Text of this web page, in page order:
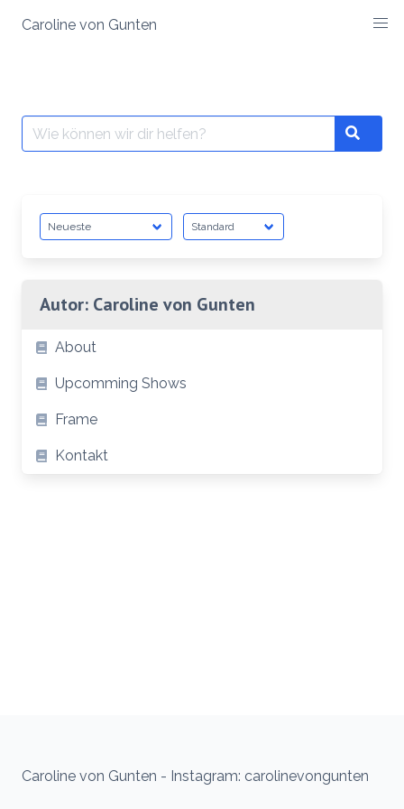
InhaltCaroline von Gunten
Suche
nach:
Search
Autor: Caroline von Gunten
About
Upcomming Shows
Frame
Kontakt
Caroline von Gunten - Instagram: carolinevongunten